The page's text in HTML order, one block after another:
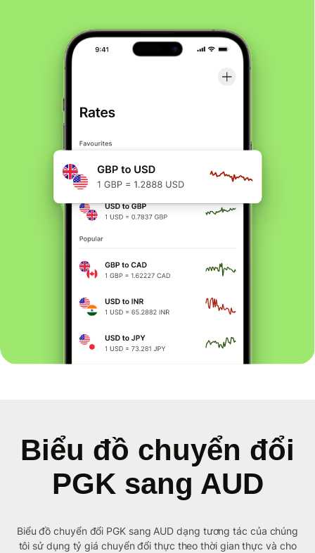
Biểu đồ chuyển đổi
PGK sang AUD
Biểu đồ chuyển đổi PGK sang AUD dạng tương tác của chúng
tôi sử dụng tỷ giá chuyển đổi thực theo thời gian thực và cho